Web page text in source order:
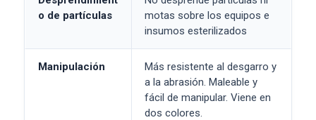
o de partículas
motas sobre los equipos e
insumos esterilizados
Manipulación
Más resistente al desgarro y
a la abrasión. Maleable y
fácil de manipular. Viene en
dos colores.